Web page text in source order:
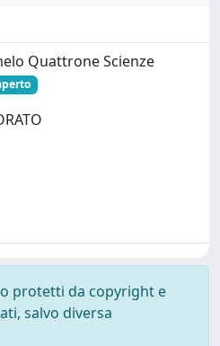
Quattrone Scienze
protetti da copyright e
salvo diversa